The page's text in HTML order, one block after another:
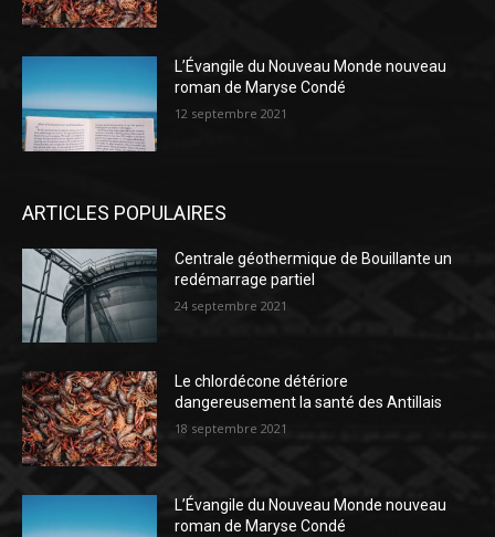
L’Évangile du Nouveau Monde nouveau
roman de Maryse Condé
12 septembre 2021
ARTICLES POPULAIRES
Centrale géothermique de Bouillante un
redémarrage partiel
24 septembre 2021
Le chlordécone détériore
dangereusement la santé des Antillais
18 septembre 2021
L’Évangile du Nouveau Monde nouveau
roman de Maryse Condé